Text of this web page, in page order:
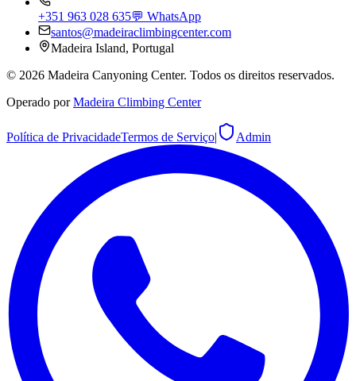
+351 963 028 635💬 WhatsApp
santos@madeiraclimbingcenter.com
Madeira Island, Portugal
© 2026 Madeira Canyoning Center. Todos os direitos reservados.
Operado por Madeira Climbing Center
Política de PrivacidadeTermos de Serviço| Admin